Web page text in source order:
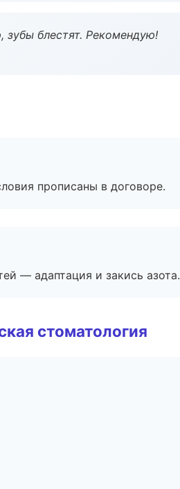
зубы блестят. Рекомендую!
прописаны в договоре.
— адаптация и закись азота.
стоматология